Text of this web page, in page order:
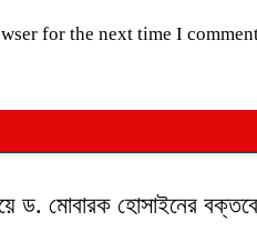
for the next time I
ড. মোবারক হোসাইনের